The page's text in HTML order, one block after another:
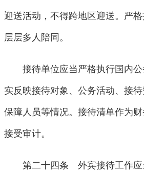
迎送活动，不得跨地区迎送。严
层层多人陪同。
接待单位应当严格执行国内公
实反映接待对象、公务活动、接
保障人员等情况。接待清单作为
接受审计。
第二十四条 外宾接待工作应